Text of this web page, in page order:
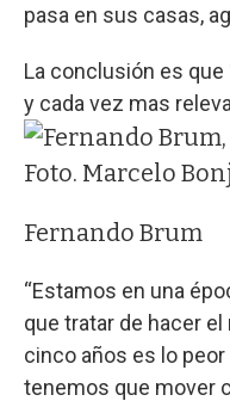
pasa en sus casas,
La conclusión es
y cada vez mas
Fernando Brum
“Estamos en una
que tratar de hacer el
cinco años es lo
tenemos que mover